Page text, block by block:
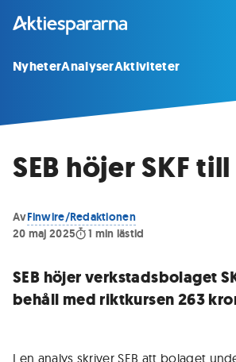
NyheterAnalyserAktiviteter
SEB höjer SKF
AvFinwire/Redaktionen
20 maj 2025
1 min lästid
SEB höjer verkstadsbolaget
behåll med riktkursen 263
I en analys skriver SEB att bolaget